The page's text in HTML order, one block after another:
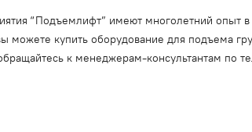
“Подъемлифт” имеют многолетний опыт
можете купить оборудование для подъема
к менеджерам-консультантам по